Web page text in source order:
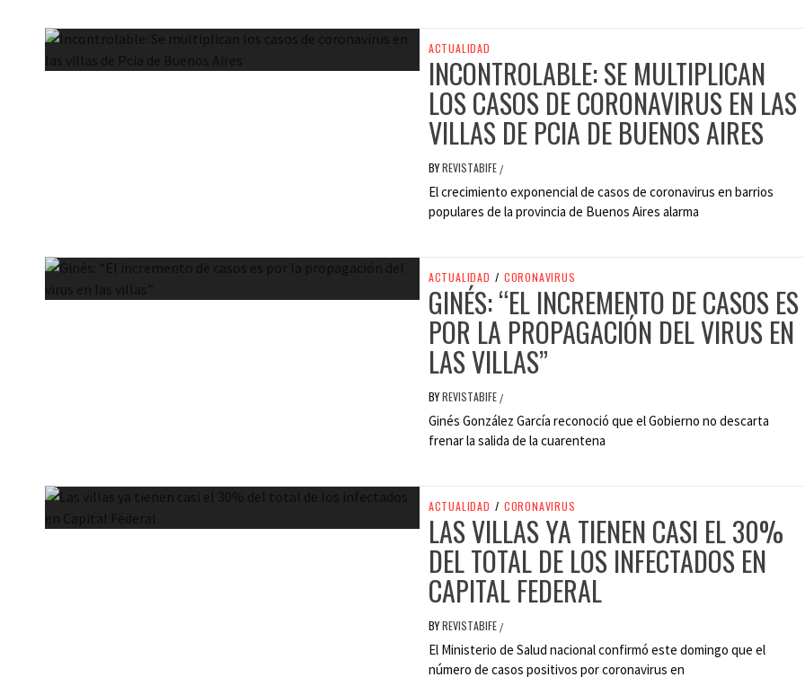
ACTUALIDAD
INCONTROLABLE: SE MULTIPLICAN
LOS CASOS DE CORONAVIRUS EN LAS
VILLAS DE PCIA DE BUENOS AIRES
BYREVISTABIFE /
El crecimiento exponencial de casos de coronavirus en barrios
populares de la provincia de Buenos Aires alarma
ACTUALIDAD / CORONAVIRUS
GINÉS: “EL INCREMENTO DE CASOS ES
POR LA PROPAGACIÓN DEL VIRUS EN
LAS VILLAS”
BYREVISTABIFE /
Ginés González García reconoció que el Gobierno no descarta
frenar la salida de la cuarentena
ACTUALIDAD / CORONAVIRUS
LAS VILLAS YA TIENEN CASI EL 30%
DEL TOTAL DE LOS INFECTADOS EN
CAPITAL FEDERAL
BYREVISTABIFE /
El Ministerio de Salud nacional confirmó este domingo que el
número de casos positivos por coronavirus ​en